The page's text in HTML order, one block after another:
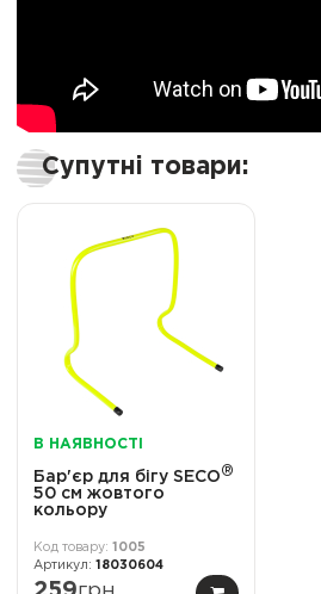
Супутні товари:
В НАЯВНОСТІ
Бар'єр для бігу SECO®
50 см жовтого
кольору
1005
18030604
грн